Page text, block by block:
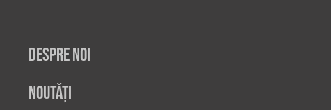
Despre noi
Noutăți